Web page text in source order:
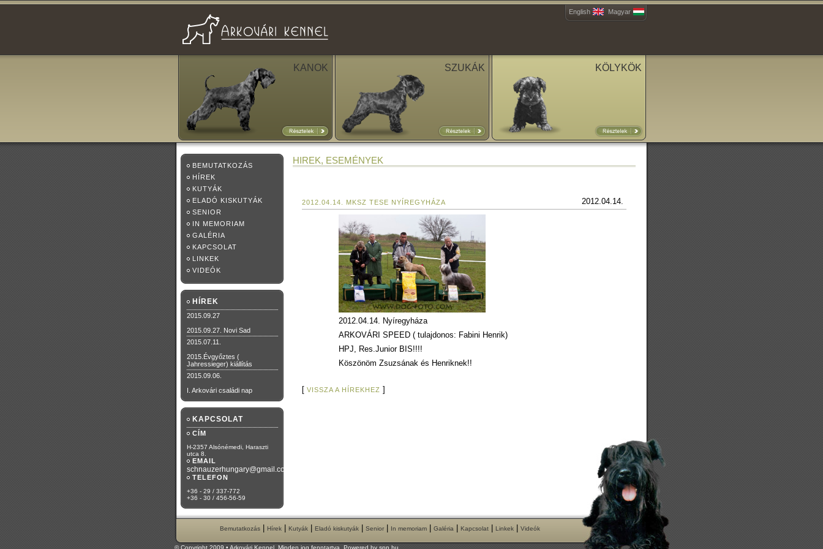
English Magyar
KANOK SZUKÁK KÖLYKÖK
BEMUTATKOZÁS
HÍREK
KUTYÁK
ELADÓ KISKUTYÁK
SENIOR
IN MEMORIAM
GALÉRIA
KAPCSOLAT
LINKEK
VIDEÓK
HÍREK
2015.09.27
2015.09.27. Novi Sad
2015.07.11.
2015.Évgyőztes (
Jahressieger) kiállítás
2015.09.06.
I. Arkovári családi nap
KAPCSOLAT
CÍM
H-2357 Alsónémedi, Haraszti
utca 8.
EMAIL
schnauzerhungary@gmail.com
TELEFON
+36 - 29 / 337-772
+36 - 30 / 456-56-59
HIREK, ESEMÉNYEK
2012.04.14. MKSZ TESE NYÍREGYHÁZA 2012.04.14.
2012.04.14. Nyíregyháza
ARKOVÁRI SPEED ( tulajdonos: Fabini Henrik)
HPJ, Res.Junior BIS!!!!
Köszönöm Zsuzsának és Henriknek!!
[ VISSZA A HÍREKHEZ ]
Bemutatkozás| Hírek| Kutyák| Eladó kiskutyák| Senior| In memoriam| Galéria| Kapcsolat| Linkek| Videók
© Copyright 2009 • Arkovári Kennel. Minden jog fenntartva. Powered by spp.hu